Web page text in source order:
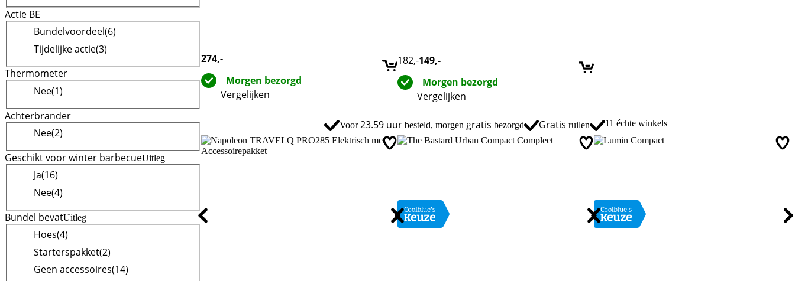
Actie BE
Bundelvoordeel(6)
Tijdelijke actie(3)
Thermometer
Nee(1)
Achterbrander
Nee(2)
Geschikt voor winter barbecueUitleg
Ja(16)
Nee(4)
Bundel bevatUitleg
Hoes(4)
Starterspakket(2)
Geen accessoires(14)
274,-
Morgen bezorgd
Vergelijken
182,-149,-
Morgen bezorgd
Vergelijken
Voor23.59 uurbesteld, morgen gratis bezorgd Gratis ruilen 11 échte winkels